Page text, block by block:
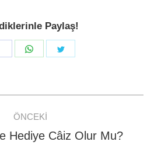
Paylaş!
Share
Share
ÖNCEKI
Previous
Hediye Câiz Olur Mu?